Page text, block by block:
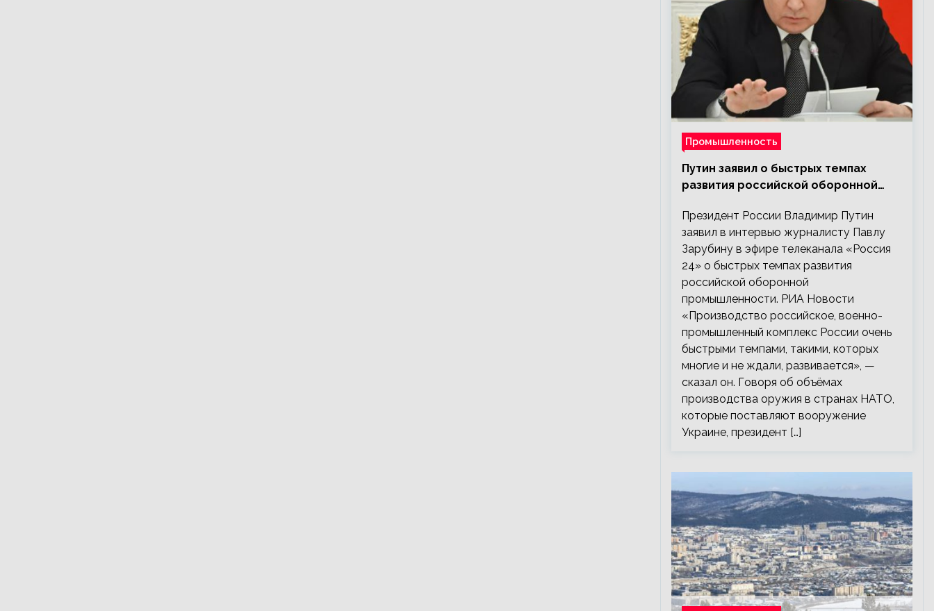
Промышленность
Путин заявил о быстрых темпах
развития российской оборонной
Президент России Владимир Путин
заявил в интервью журналисту Павлу
Зарубину в эфире телеканала «Россия
24» о быстрых темпах развития
российской оборонной
промышленности. РИА Новости
«Производство российское, военно-
промышленный комплекс России очень
быстрыми темпами, такими, которых
многие и не ждали, развивается», —
сказал он. Говоря об объёмах
производства оружия в странах НАТО,
которые поставляют вооружение
Украине, президент […]